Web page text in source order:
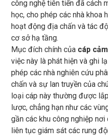
công nghệ tiên tiến đã cách
học, cho phép các nhà khoa
hoạt động địa chấn và tác
cơ sở hạ tầng.
Mục đích chính của cáp
việc này là phát hiện và ghi
phép các nhà nghiên cứu
chấn và sự lan truyền của
loại cáp này thường được
lược, chẳng hạn như các
gần các khu công nghiệp
liên tục giám sát các rung